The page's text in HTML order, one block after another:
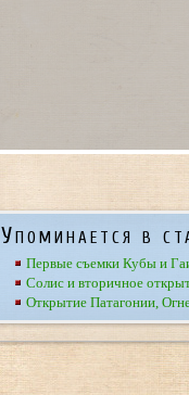
Упоминается в
Первые съемки Кубы и
Солис и вторичное
Открытие Патагонии,